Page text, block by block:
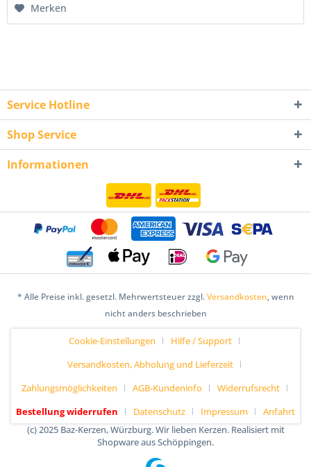
Merken
Service Hotline
Shop Service
Informationen
* Alle Preise inkl. gesetzl. Mehrwertsteuer zzgl.Versandkosten, wenn
nicht anders beschrieben
Cookie-Einstellungen
Hilfe / Support
Versandkosten, Abholung und Lieferzeit
Zahlungsmöglichkeiten
AGB-Kundeninfo
Widerrufsrecht
Bestellung widerrufen
Datenschutz Impressum
Anfahrt
(c) 2025 Baz-Kerzen, Würzburg. Wir lieben Kerzen. Realisiert mit
Shopware aus Schöppingen.